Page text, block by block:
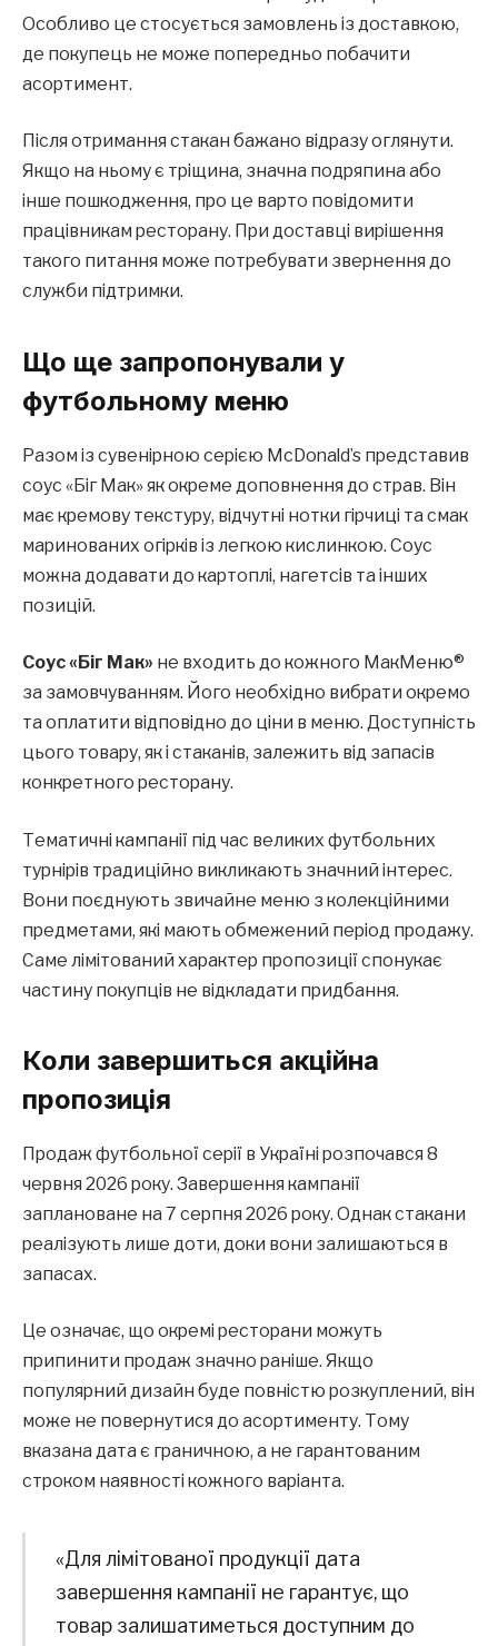
Особливо це стосується замовлень із доставкою,
де покупець не може попередньо побачити
асортимент.
Після отримання стакан бажано відразу оглянути.
Якщо на ньому є тріщина, значна подряпина або
інше пошкодження, про це варто повідомити
працівникам ресторану. При доставці вирішення
такого питання може потребувати звернення до
служби підтримки.
Що ще запропонували у
футбольному меню
Разом із сувенірною серією McDonald’s представив
соус «Біг Мак» як окреме доповнення до страв. Він
має кремову текстуру, відчутні нотки гірчиці та смак
маринованих огірків із легкою кислинкою. Соус
можна додавати до картоплі, нагетсів та інших
позицій.
Соус «Біг Мак» не входить до кожного МакМеню®
за замовчуванням. Його необхідно вибрати окремо
та оплатити відповідно до ціни в меню. Доступність
цього товару, як і стаканів, залежить від запасів
конкретного ресторану.
Тематичні кампанії під час великих футбольних
турнірів традиційно викликають значний інтерес.
Вони поєднують звичайне меню з колекційними
предметами, які мають обмежений період продажу.
Саме лімітований характер пропозиції спонукає
частину покупців не відкладати придбання.
Коли завершиться акційна
пропозиція
Продаж футбольної серії в Україні розпочався 8
червня 2026 року. Завершення кампанії
заплановане на 7 серпня 2026 року. Однак стакани
реалізують лише доти, доки вони залишаються в
запасах.
Це означає, що окремі ресторани можуть
припинити продаж значно раніше. Якщо
популярний дизайн буде повністю розкуплений, він
може не повернутися до асортименту. Тому
вказана дата є граничною, а не гарантованим
строком наявності кожного варіанта.
«Для лімітованої продукції дата
завершення кампанії не гарантує, що
товар залишатиметься доступним до